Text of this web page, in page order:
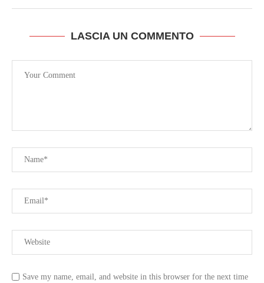
LASCIA UN COMMENTO
Save my name, email, and website in this browser for the next time